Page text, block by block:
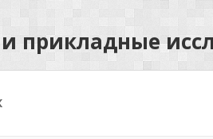
прикладные